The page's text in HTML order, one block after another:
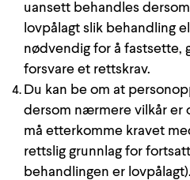
uansett behandles
lovpålagt slik behandling
nødvendig for å fastsette,
forsvare et rettskrav.
Du kan be om at
dersom nærmere vilkår er
må etterkomme kravet
rettslig grunnlag for
behandlingen er lovpålagt).